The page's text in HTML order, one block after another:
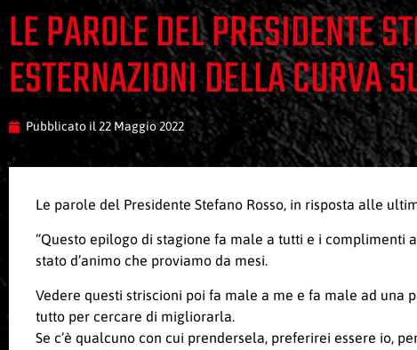
LE PAROLE DEL PRESIDENTE
ESTERNAZIONI DELLA CURVA
Pubblicato il 22 Maggio 2022
Le parole del Presidente Stefano Rosso, in risposta alle
“Questo epilogo di stagione fa male a tutti e i complimenti
stato d’animo che proviamo da mesi.
Vedere questi striscioni poi fa male a me e fa male ad una
tutto per cercare di migliorarla.
Se c’è qualcuno con cui prendersela, preferirei essere io,